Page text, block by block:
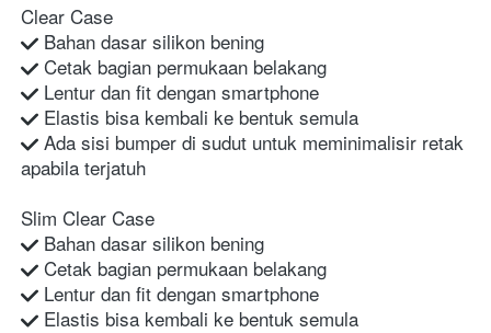
Clear Case
Bahan dasar silikon bening
Cetak bagian permukaan belakang
Lentur dan fit dengan smartphone
Elastis bisa kembali ke bentuk semula
Ada sisi bumper di sudut untuk meminimalisir retak
apabila terjatuh
Slim Clear Case
Bahan dasar silikon bening
Cetak bagian permukaan belakang
Lentur dan fit dengan smartphone
Elastis bisa kembali ke bentuk semula